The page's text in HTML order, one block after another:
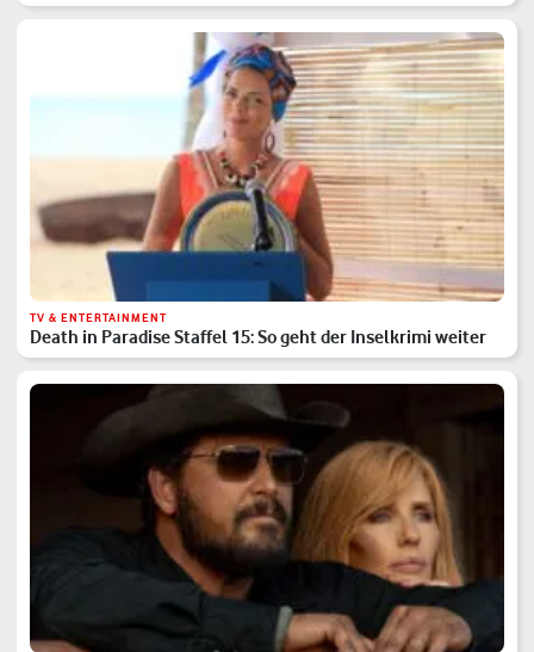
TV & ENTERTAINMENT
Death in Paradise Staffel 15: So geht der Inselkrimi weiter